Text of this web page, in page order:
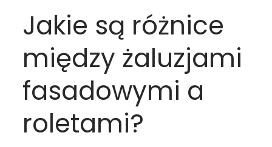
Jakie są różnice
między żaluzjami
fasadowymi a
roletami?